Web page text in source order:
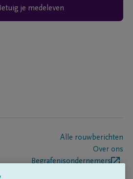
je medeleven
Alle rouwberichten
Over ons
Begrafenisondernemers